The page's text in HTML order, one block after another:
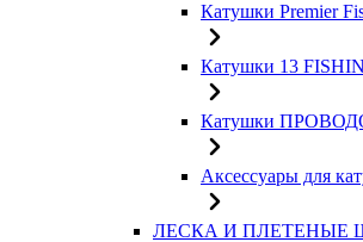
Катушки Premier
Катушки 13
Катушки
Аксессуары для
ЛЕСКА И ПЛЕТЕНЫЕ